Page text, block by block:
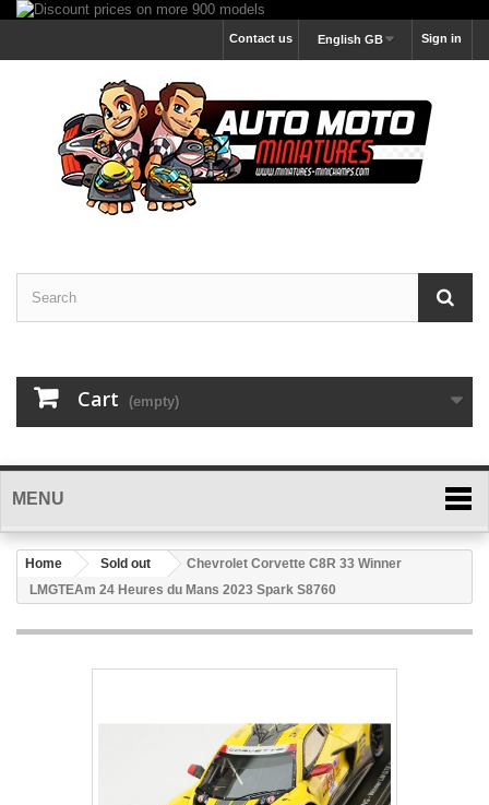
Sign in
English GB
Contact us
Cart (empty)
MENU
Home Sold out
Chevrolet Corvette C8R 33 Winner
LMGTEAm 24 Heures du Mans 2023 Spark S8760